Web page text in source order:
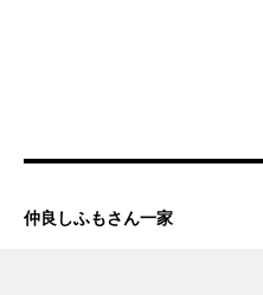
仲良しふもさん一家